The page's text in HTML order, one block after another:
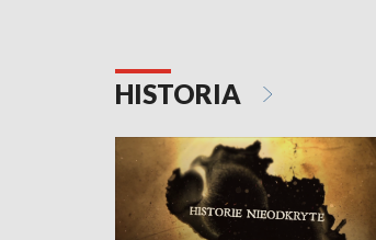
HISTORIA